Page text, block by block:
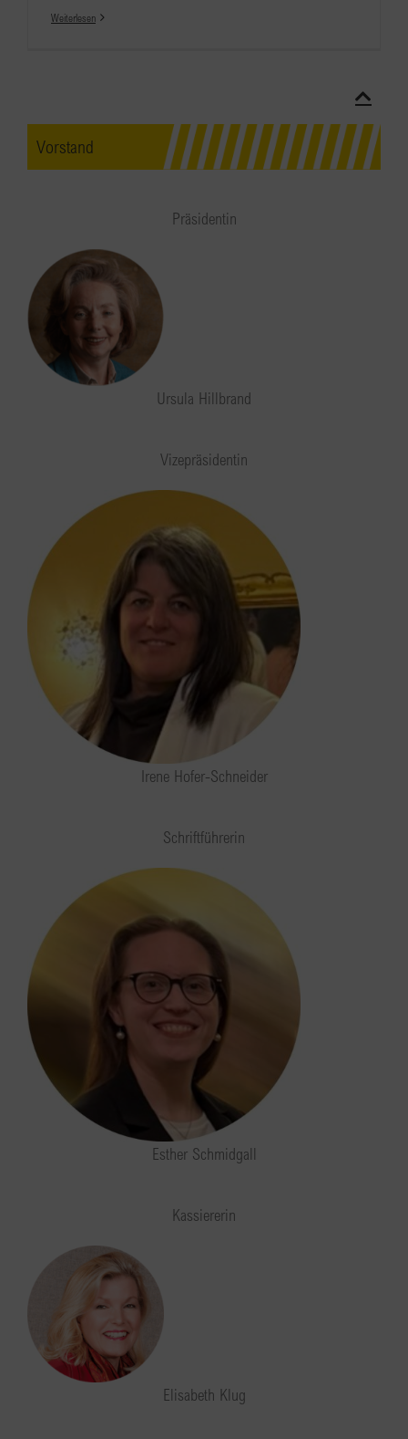
Weiterlesen
Vorstand
Präsidentin
Ursula Hillbrand
Vizepräsidentin
Irene Hofer-Schneider
Schriftführerin
Esther Schmidgall
Kassiererin
Elisabeth Klug